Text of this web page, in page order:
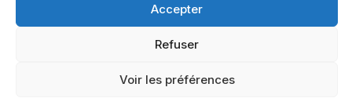
Accepter
Refuser
Voir les préférences
© Copyright 2026 – Altomédia Inc |
Ce site internet a été conçu et développé par Chameleon Ideas